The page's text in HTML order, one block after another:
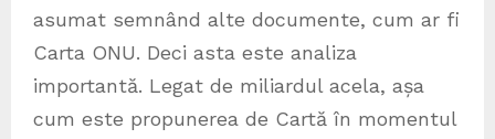
asumat semnând alte documente, cum ar fi
Carta ONU. Deci asta este analiza
importantă. Legat de miliardul acela, așa
cum este propunerea de Cartă în momentul